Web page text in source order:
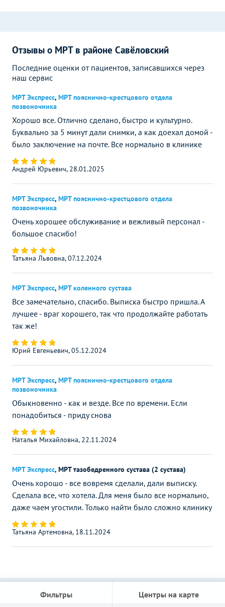
Фильтры Центры на карте
Отзывы о МРТ в районе Савёловский
Последние оценки от пациентов, записавшихся через
наш сервис
МРТ Экспресс, МРТ пояснично-крестцового отдела
позвоночника
Хорошо все. Отлично сделано, быстро и культурно.
Буквально за 5 минут дали снимки, а как доехал домой -
было заключение на почте. Все нормально в клинике
Андрей Юрьевич, 28.01.2025
МРТ Экспресс, МРТ пояснично-крестцового отдела
позвоночника
Очень хорошее обслуживание и вежливый персонал -
большое спасибо!
Татьяна Львовна, 07.12.2024
МРТ Экспресс, МРТ коленного сустава
Все замечательно, спасибо. Выписка быстро пришла. А
лучшее - враг хорошего, так что продолжайте работать
так же!
Юрий Евгеньевич, 05.12.2024
МРТ Экспресс, МРТ пояснично-крестцового отдела
позвоночника
Обыкновенно - как и везде. Все по времени. Если
понадобиться - приду снова
Наталья Михайловна, 22.11.2024
МРТ Экспресс, МРТ тазобедренного сустава (2 сустава)
Очень хорошо - все вовремя сделали, дали выписку.
Сделала все, что хотела. Для меня было все нормально,
даже чаем угостили. Только найти было сложно клинику
Татьяна Артемовна, 18.11.2024